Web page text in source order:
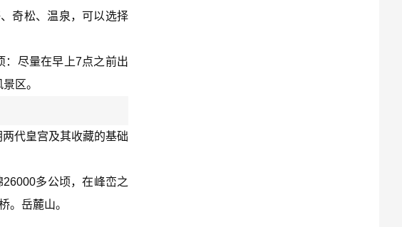
奇松、温泉，可以选择
尽量在早上7点之前出
区。
代皇宫及其收藏的基础
多公顷，在峰峦之
。岳麓山。